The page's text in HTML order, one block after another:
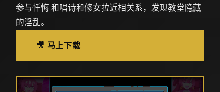
参与忏悔 和唱诗和修女拉近相关系，发现教堂隐藏
的淫乱。
🎥 马上下载